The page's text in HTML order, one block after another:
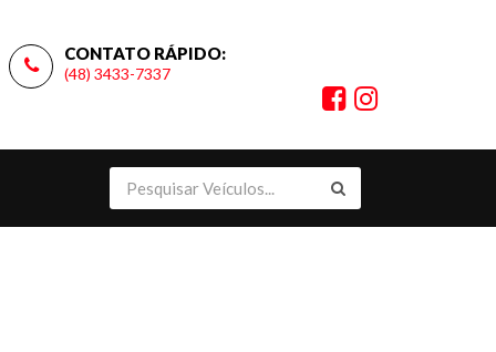
CONTATO RÁPIDO:
(48) 3433-7337